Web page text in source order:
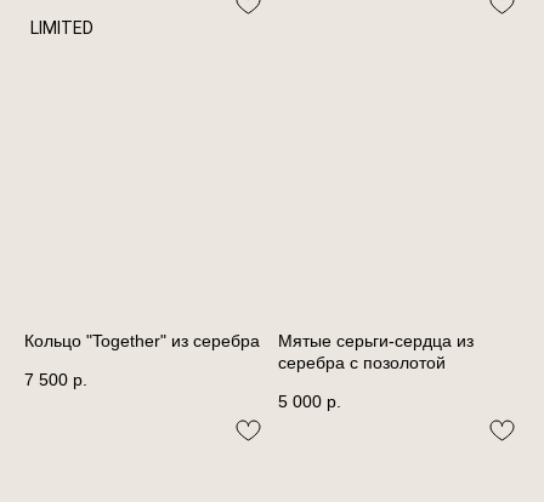
LIMITED
Кольцо "Together" из серебра
7 500 р.
Мятые серьги-сердца из
серебра с позолотой
5 000 р.